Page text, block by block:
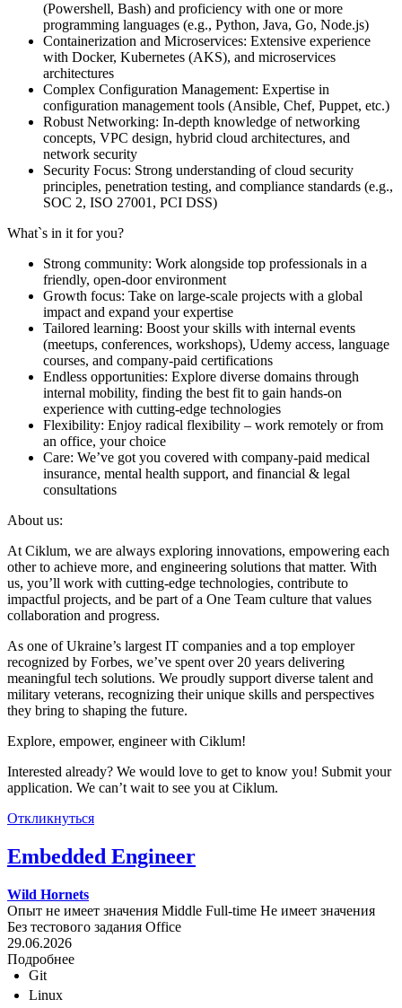
(Powershell, Bash) and proficiency with one or more
programming languages (e.g., Python, Java, Go, Node.js)
Containerization and Microservices: Extensive experience
with Docker, Kubernetes (AKS), and microservices
architectures
Complex Configuration Management: Expertise in
configuration management tools (Ansible, Chef, Puppet, etc.)
Robust Networking: In-depth knowledge of networking
concepts, VPC design, hybrid cloud architectures, and
network security
Security Focus: Strong understanding of cloud security
principles, penetration testing, and compliance standards (e.g.,
SOC 2, ISO 27001, PCI DSS)
What`s in it for you?
Strong community: Work alongside top professionals in a
friendly, open-door environment
Growth focus: Take on large-scale projects with a global
impact and expand your expertise
Tailored learning: Boost your skills with internal events
(meetups, conferences, workshops), Udemy access, language
courses, and company-paid certifications
Endless opportunities: Explore diverse domains through
internal mobility, finding the best fit to gain hands-on
experience with cutting-edge technologies
Flexibility: Enjoy radical flexibility – work remotely or from
an office, your choice
Care: We’ve got you covered with company-paid medical
insurance, mental health support, and financial & legal
consultations
About us:
At Ciklum, we are always exploring innovations, empowering each
other to achieve more, and engineering solutions that matter. With
us, you’ll work with cutting-edge technologies, contribute to
impactful projects, and be part of a One Team culture that values
collaboration and progress.
As one of Ukraine’s largest IT companies and a top employer
recognized by Forbes, we’ve spent over 20 years delivering
meaningful tech solutions. We proudly support diverse talent and
military veterans, recognizing their unique skills and perspectives
they bring to shaping the future.
Explore, empower, engineer with Ciklum!
Interested already? We would love to get to know you! Submit your
application. We can’t wait to see you at Ciklum.
Откликнуться
Embedded Engineer
Wild Hornets
Опыт не имеет значения Middle Full-time Не имеет значения
Без тестового задания Office
29.06.2026
Подробнее
Git
Linux